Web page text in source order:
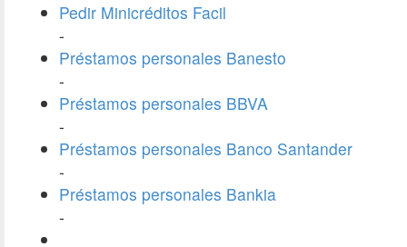
Pedir Minicréditos Facil
-
Préstamos personales Banesto
-
Préstamos personales BBVA
-
Préstamos personales Banco Santander
-
Préstamos personales Bankia
-